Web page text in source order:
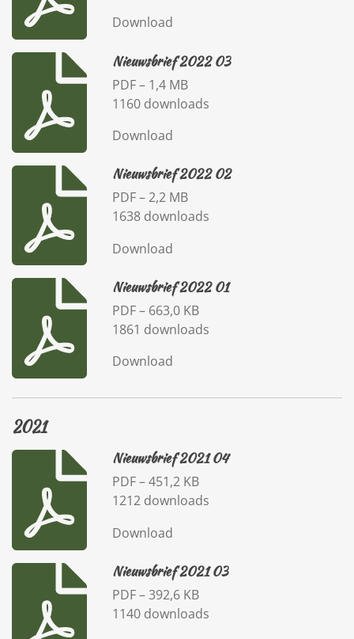
Download
Nieuwsbrief 2022 03
PDF – 1,4 MB
1160 downloads
Download
Nieuwsbrief 2022 02
PDF – 2,2 MB
1638 downloads
Download
Nieuwsbrief 2022 01
PDF – 663,0 KB
1861 downloads
Download
2021
Nieuwsbrief 2021 04
PDF – 451,2 KB
1212 downloads
Download
Nieuwsbrief 2021 03
PDF – 392,6 KB
1140 downloads